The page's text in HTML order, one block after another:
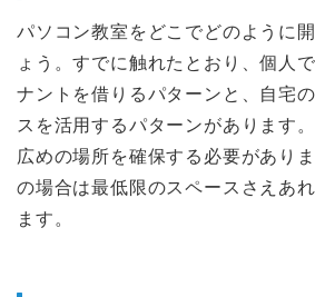
パソコン教室をどこでどのように
ょう。すでに触れたとおり、個人
ナントを借りるパターンと、自宅
スを活用するパターンがあります
広めの場所を確保する必要があり
の場合は最低限のスペースさえあ
ます。